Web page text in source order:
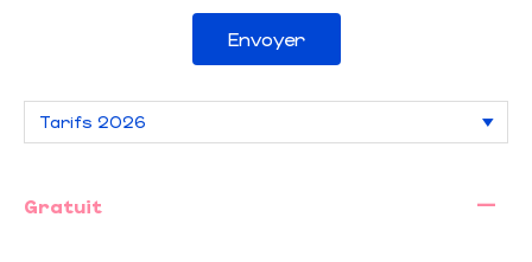
Envoyer
Gratuit —